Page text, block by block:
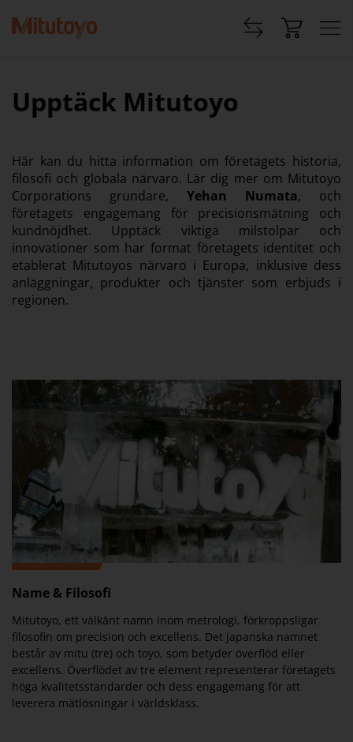
Upptäck Mitutoyo
Här kan du hitta information om företagets historia,
filosofi och globala närvaro. Lär dig mer om Mitutoyo
Corporations grundare, Yehan Numata, och
företagets engagemang för precisionsmätning och
kundnöjdhet. Upptäck viktiga milstolpar och
innovationer som har format företagets identitet och
etablerat Mitutoyos närvaro i Europa, inklusive dess
anläggningar, produkter och tjänster som erbjuds i
regionen.
Name & Filosofi
Mitutoyo, ett välkänt namn inom metrologi, förkroppsligar
filosofin om precision och excellens. Det japanska namnet
består av mitu (tre) och toyo, som betyder överflöd eller
excellens. Överflödet av tre element representerar företagets
höga kvalitetsstandarder och dess engagemang för att
leverera mätlösningar i världsklass.